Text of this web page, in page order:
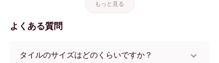
もっと見る
よくある質問
タイルのサイズはどのくらいですか？